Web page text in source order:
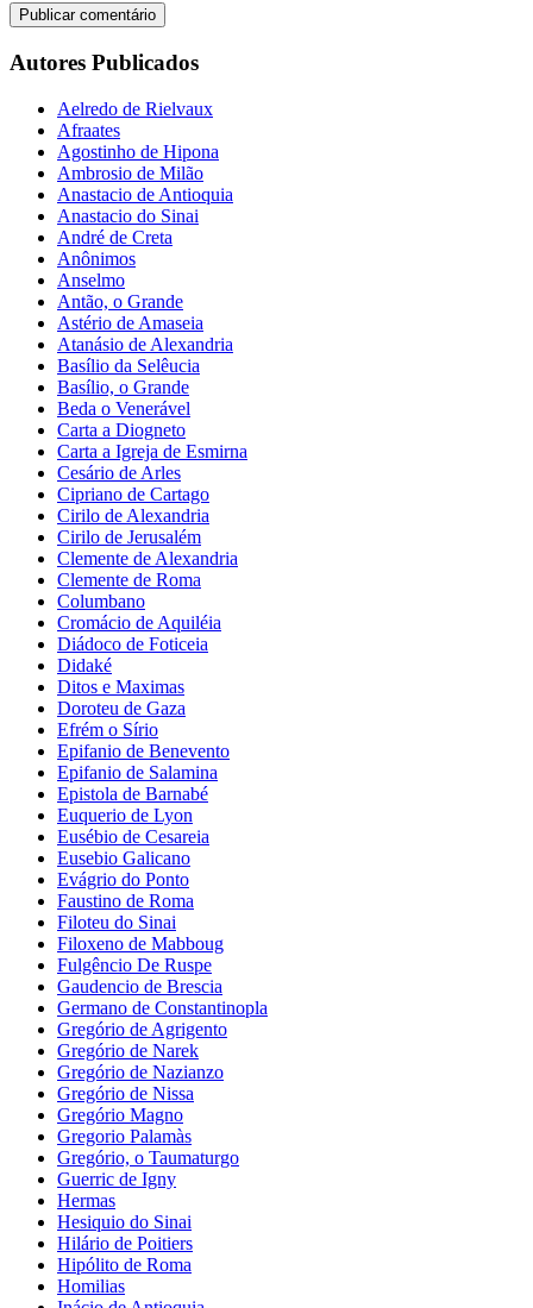
Autores Publicados
Aelredo de Rielvaux
Afraates
Agostinho de Hipona
Ambrosio de Milão
Anastacio de Antioquia
Anastacio do Sinai
André de Creta
Anônimos
Anselmo
Antão, o Grande
Astério de Amaseia
Atanásio de Alexandria
Basílio da Selêucia
Basílio, o Grande
Beda o Venerável
Carta a Diogneto
Carta a Igreja de Esmirna
Cesário de Arles
Cipriano de Cartago
Cirilo de Alexandria
Cirilo de Jerusalém
Clemente de Alexandria
Clemente de Roma
Columbano
Cromácio de Aquiléia
Diádoco de Foticeia
Didaké
Ditos e Maximas
Doroteu de Gaza
Efrém o Sírio
Epifanio de Benevento
Epifanio de Salamina
Epistola de Barnabé
Euquerio de Lyon
Eusébio de Cesareia
Eusebio Galicano
Evágrio do Ponto
Faustino de Roma
Filoteu do Sinai
Filoxeno de Mabboug
Fulgêncio De Ruspe
Gaudencio de Brescia
Germano de Constantinopla
Gregório de Agrigento
Gregório de Narek
Gregório de Nazianzo
Gregório de Nissa
Gregório Magno
Gregorio Palamàs
Gregório, o Taumaturgo
Guerric de Igny
Hermas
Hesiquio do Sinai
Hilário de Poitiers
Hipólito de Roma
Homilias